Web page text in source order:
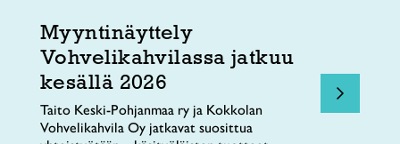
Myyntinäyttely
Vohvelikahvilassa jatkuu
kesällä 2026
Taito Keski-Pohjanmaa ry ja Kokkolan
Vohvelikahvila Oy jatkavat suosittua